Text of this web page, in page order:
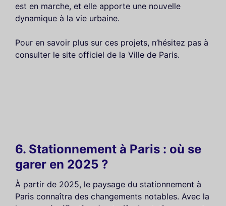
est en marche, et elle apporte une nouvelle
dynamique à la vie urbaine.
Pour en savoir plus sur ces projets, n’hésitez pas à
consulter le site officiel de la Ville de Paris.
6. Stationnement à Paris : où se
garer en 2025 ?
À partir de 2025, le paysage du stationnement à
Paris connaîtra des changements notables. Avec la